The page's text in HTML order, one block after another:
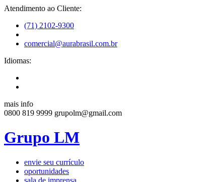
Atendimento ao Cliente:
(71) 2102-9300
comercial@aurabrasil.com.br
Idiomas:
mais info
0800 819 9999 grupolm@gmail.com
Grupo LM
envie seu currículo
oportunidades
sala de imprensa